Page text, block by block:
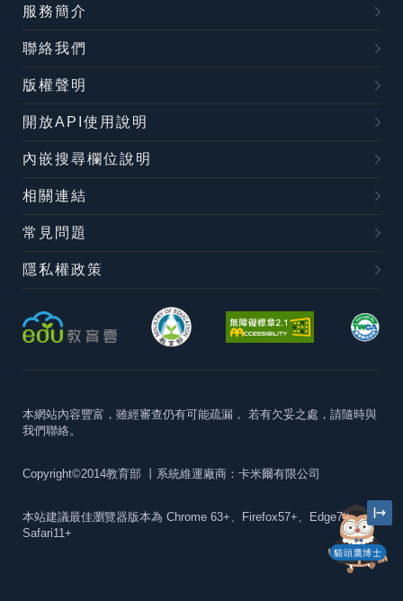
貓頭鷹博士
服務簡介
聯絡我們
版權聲明
開放API使用說明
內嵌搜尋欄位說明
相關連結
常見問題
隱私權政策
本網站內容豐富，雖經審查仍有可能疏漏， 若有欠妥之處，請隨時與
我們聯絡。
Copyright©2014教育部 丨系統維運廠商：卡米爾有限公司
本站建議最佳瀏覽器版本為 Chrome 63+、Firefox57+、Edge79+及
Safari11+